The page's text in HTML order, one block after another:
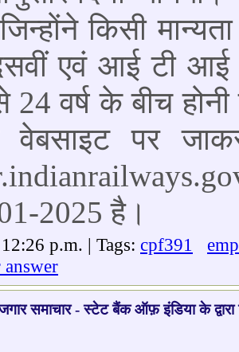
किसी
एवं आई टी आई
वर्ष के बीच
वेबसाइट पर
2025 है।
p.m. | Tags: cpf391
समाचार - स्टेट बैंक ऑफ़ इंडिया के